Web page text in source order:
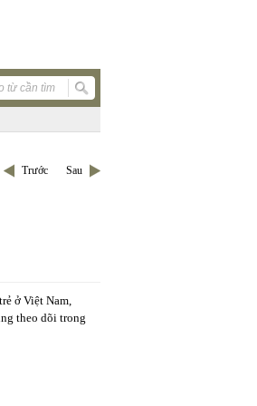
Trước Sau
ở Việt Nam,
theo dõi trong